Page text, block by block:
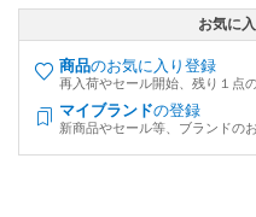
お気に
商品のお気に入り登録
再入荷やセール開始、残り１点
マイブランドの登録
新商品やセール等、ブランドの